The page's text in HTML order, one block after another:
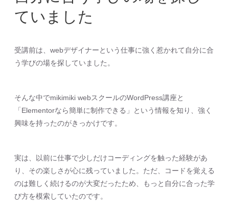
ていました
受講前は、webデザイナーという仕事に強く惹かれて自分に合
う学びの場を探していました。
そんな中でmikimiki webスクールのWordPress講座と
「Elementorなら簡単に制作できる」という情報を知り、強く
興味を持ったのがきっかけです。
実は、以前に仕事で少しだけコーディングを触った経験があ
り、その楽しさが心に残っていました。ただ、コードを覚える
のは難しく続けるのが大変だったため、もっと自分に合った学
び方を模索していたのです。